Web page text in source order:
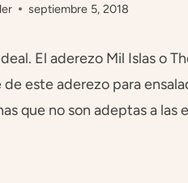
septiembre 5, 2018
El aderezo Mil Islas o
este aderezo para
que no son adeptas a las